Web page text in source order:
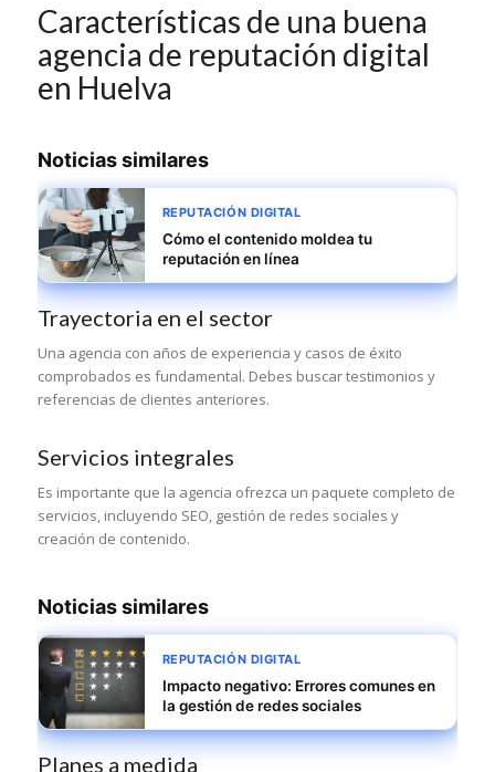
Características de una buena
agencia de reputación digital
en Huelva
Noticias similares
REPUTACIÓN DIGITAL
Cómo el contenido moldea tu
reputación en línea
Trayectoria en el sector
Una agencia con años de experiencia y casos de éxito
comprobados es fundamental. Debes buscar testimonios y
referencias de clientes anteriores.
Servicios integrales
Es importante que la agencia ofrezca un paquete completo de
servicios, incluyendo SEO, gestión de redes sociales y
creación de contenido.
Noticias similares
REPUTACIÓN DIGITAL
Impacto negativo: Errores comunes en
la gestión de redes sociales
Planes a medida